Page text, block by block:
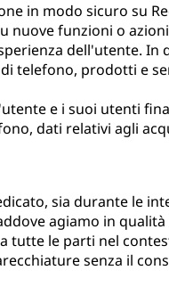
in modo sicuro su
funzioni o
dell'utente. In
telefono, prodotti e
e i suoi utenti
dati relativi agli
sia durante le
agiamo in
tutte le parti nel
senza il